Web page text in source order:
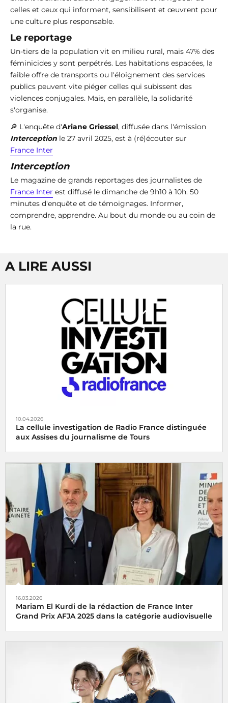
celles et ceux qui informent, sensibilisent et œuvrent pour
une culture plus responsable.
Le reportage
Un-tiers de la population vit en milieu rural, mais 47% des
féminicides y sont perpétrés. Les habitations espacées, la
faible offre de transports ou l'éloignement des services
publics peuvent vite piéger celles qui subissent des
violences conjugales. Mais, en parallèle, la solidarité
s'organise.
🔎 L'enquête d'Ariane Griessel, diffusée dans l'émission
Interception le 27 avril 2025, est à (ré)écouter sur
France Inter
Interception
Le magazine de grands reportages des journalistes de
France Inter est diffusé le dimanche de 9h10 à 10h. 50
minutes d'enquête et de témoignages. Informer,
comprendre, apprendre. Au bout du monde ou au coin de
la rue.
A LIRE AUSSI
10.04.2026
La cellule investigation de Radio France distinguée
aux Assises du journalisme de Tours
La cellule investigation de Radio France récompensée aux
Assises du journalisme de Tours
16.03.2026
Mariam El Kurdi de la rédaction de France Inter
Grand Prix AFJA 2025 dans la catégorie audiovisuelle
Grand Prix AFJA du Journalisme Agricole et
Agroalimentaire 2025catégorie audiovisuelle a été
décerné vendredi 6 juin 2025 à
Mariam El Kurdi
Vendanges en Champagne, dans l’envers du